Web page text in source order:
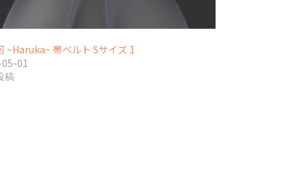
~Haruka~ 帯ベルト Sサイズ 1
01
稿